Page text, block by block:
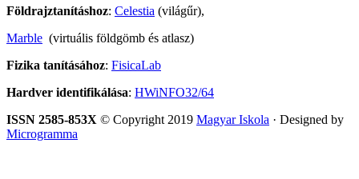
Földrajztanításhoz: Celestia (világűr),
Marble (virtuális földgömb és atlasz)
Fizika tanításához: FisicaLab
Hardver identifikálása: HWiNFO32/64
ISSN 2585-853X © Copyright 2019 Magyar Iskola · Designed by
Microgramma